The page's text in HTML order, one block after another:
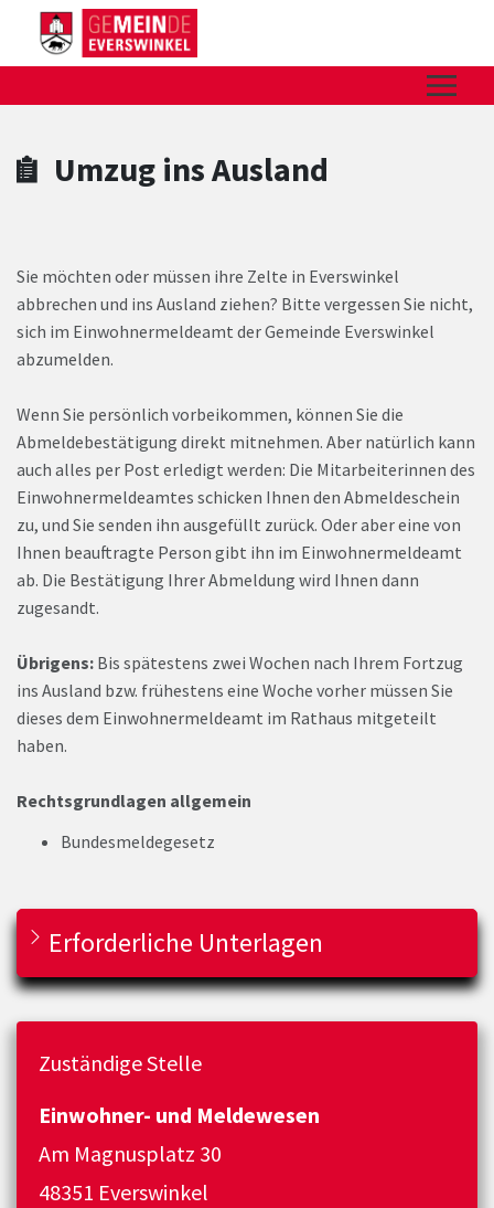
Zum Header
Zum Hauptinhalt
Zum Footer
Zum Hauptinhalt springen
Umzug ins Ausland
Sie möchten oder müssen ihre Zelte in Everswinkel
abbrechen und ins Ausland ziehen? Bitte vergessen Sie nicht,
sich im Einwohnermeldeamt der Gemeinde Everswinkel
abzumelden.
Wenn Sie persönlich vorbeikommen, können Sie die
Abmeldebestätigung direkt mitnehmen. Aber natürlich kann
auch alles per Post erledigt werden: Die Mitarbeiterinnen des
Einwohnermeldeamtes schicken Ihnen den Abmeldeschein
zu, und Sie senden ihn ausgefüllt zurück. Oder aber eine von
Ihnen beauftragte Person gibt ihn im Einwohnermeldeamt
ab. Die Bestätigung Ihrer Abmeldung wird Ihnen dann
zugesandt.
Übrigens: Bis spätestens zwei Wochen nach Ihrem Fortzug
ins Ausland bzw. frühestens eine Woche vorher müssen Sie
dieses dem Einwohnermeldeamt im Rathaus mitgeteilt
haben.
Rechtsgrundlagen allgemein
Bundesmeldegesetz
Erforderliche Unterlagen
Zuständige Stelle
Einwohner- und Meldewesen
Am Magnusplatz 30
48351 Everswinkel